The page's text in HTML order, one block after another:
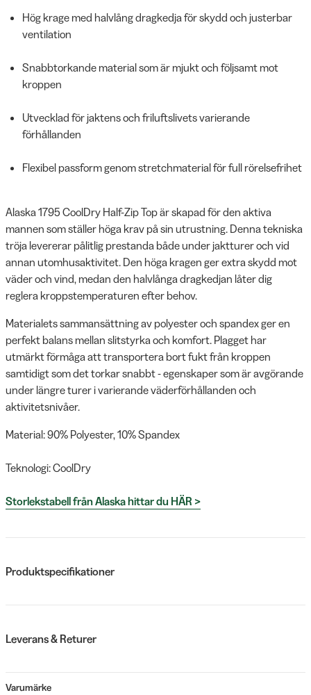
Hög krage med halvlång dragkedja för skydd och justerbar
ventilation
Snabbtorkande material som är mjukt och följsamt mot
kroppen
Utvecklad för jaktens och friluftslivets varierande
förhållanden
Flexibel passform genom stretchmaterial för full rörelsefrihet
Alaska 1795 CoolDry Half-Zip Top är skapad för den aktiva
mannen som ställer höga krav på sin utrustning. Denna tekniska
tröja levererar pålitlig prestanda både under jaktturer och vid
annan utomhusaktivitet. Den höga kragen ger extra skydd mot
väder och vind, medan den halvlånga dragkedjan låter dig
reglera kroppstemperaturen efter behov.
Materialets sammansättning av polyester och spandex ger en
perfekt balans mellan slitstyrka och komfort. Plagget har
utmärkt förmåga att transportera bort fukt från kroppen
samtidigt som det torkar snabbt - egenskaper som är avgörande
under längre turer i varierande väderförhållanden och
aktivitetsnivåer.
Material: 90% Polyester, 10% Spandex
Teknologi: CoolDry
Storlekstabell från Alaska hittar du HÄR >
Produktspecifikationer
Leverans & Returer
Varumärke